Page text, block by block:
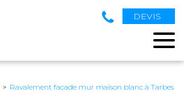
DEVIS
Ravalement facade mur maison blanc à Tarbes